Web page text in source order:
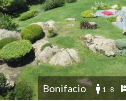
Bonifacio 1 -8